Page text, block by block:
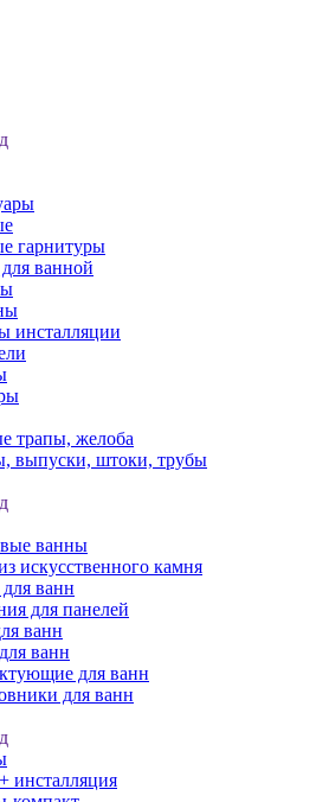
гарнитуры
ванной
инсталляции
трапы, желоба
выпуски, штоки, трубы
ванны
искусственного камня
ванн
для панелей
ванн
ванн
для ванн
для ванн
инсталляция